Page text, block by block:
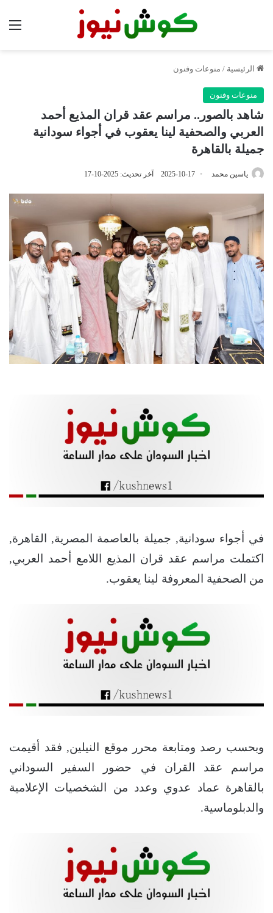
الرئيسية / منوعات وفنون
منوعات وفنون
شاهد بالصور.. مراسم عقد قران المذيع أحمد
العربي والصحفية لينا يعقوب في أجواء سودانية
جميلة بالقاهرة
ياسين محمد 2025-10-17 آخر تحديث: 2025-10-17
في أجواء سودانية, جميلة بالعاصمة المصرية, القاهرة,
اكتملت مراسم عقد قران المذيع اللامع أحمد العربي,
من الصحفية المعروفة لينا يعقوب.
وبحسب رصد ومتابعة محرر موقع النيلين, فقد أقيمت
مراسم عقد القران في حضور السفير السوداني
بالقاهرة عماد عدوي وعدد من الشخصيات الإعلامية
والدبلوماسية.